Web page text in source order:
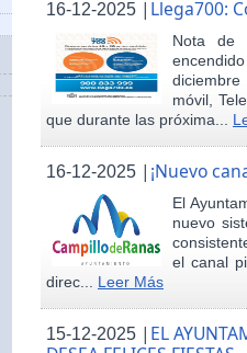
16-12-2025 | Llega700:
Nota de
móvil,
que durante las próxima...
16-12-2025 | ¡Nuevo
El
nuevo
el canal
direc... Leer Más
15-12-2025 | EL